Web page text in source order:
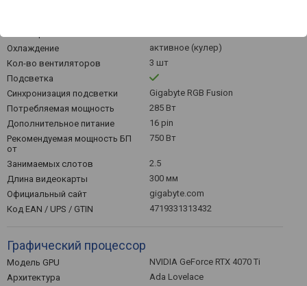
Охлаждение
активное (кулер)
Кол-во вентиляторов
3 шт
Подсветка
Синхронизация подсветки
Gigabyte RGB Fusion
Потребляемая мощность
285 Вт
Дополнительное питание
16 pin
Рекомендуемая мощность БП
от
750 Вт
Занимаемых слотов
2.5
Длина видеокарты
300 мм
Официальный сайт
gigabyte.com
Код EAN / UPS / GTIN
4719331313432
Графический процессор
Модель GPU
NVIDIA GeForce RTX 4070 Ti
Архитектура
Ada Lovelace